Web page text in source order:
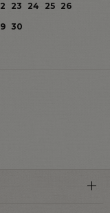
23 24 25
26
30